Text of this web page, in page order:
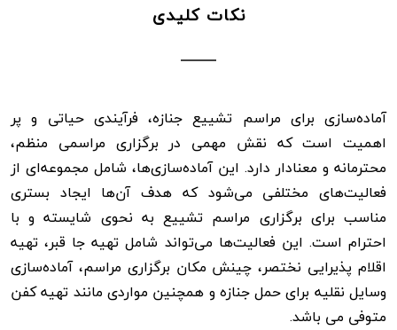
نکات کلیدی
آماده‌سازی برای مراسم تشییع جنازه، فرآیندی حیاتی و پر
اهمیت است که نقش مهمی در برگزاری مراسمی منظم،
محترمانه و معنادار دارد. این آماده‌سازی‌ها، شامل مجموعه‌ای از
فعالیت‌های مختلفی می‌شود که هدف آن‌ها ایجاد بستری
مناسب برای برگزاری مراسم تشییع به نحوی شایسته و با
احترام است. این فعالیت‌ها می‌تواند شامل تهیه جا قبر، تهیه
اقلام پذیرایی نختصر، چینش مکان برگزاری مراسم، آماده‌سازی
وسایل نقلیه برای حمل جنازه و همچنین مواردی مانند تهیه کفن
متوفی می باشد.